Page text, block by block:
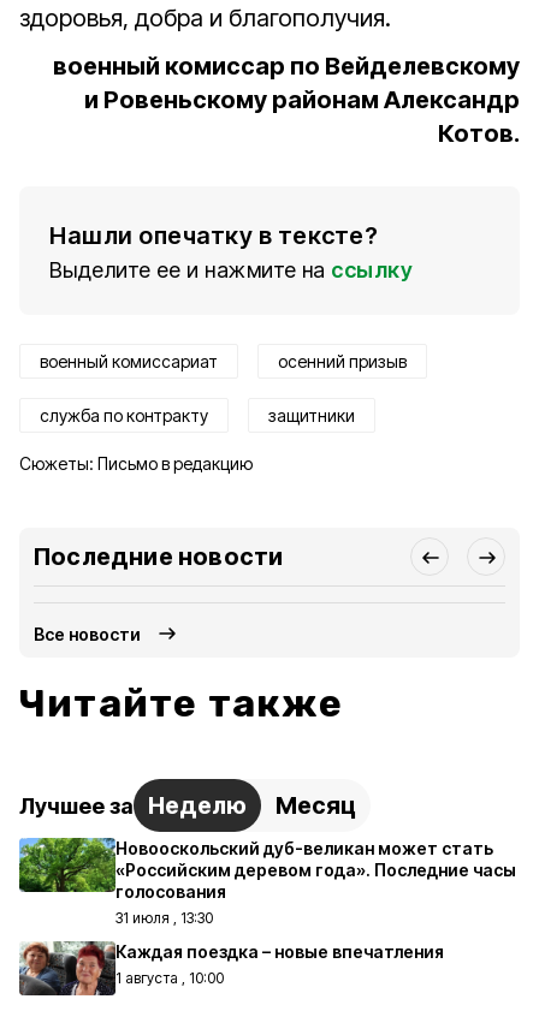
здоровья, добра и благополучия.
военный комиссар по Вейделевскому
и Ровеньскому районам Александр
Котов.
Нашли опечатку в тексте?
Выделите ее и нажмите на ссылку
военный комиссариат осенний призыв
служба по контракту защитники
Сюжеты: Письмо в редакцию
Последние новости
Все новости
Читайте также
Лучшее за Неделю Месяц
Новооскольский дуб-великан может стать
«Российским деревом года». Последние часы
голосования
31 июля , 13:30
Каждая поездка – новые впечатления
1 августа , 10:00